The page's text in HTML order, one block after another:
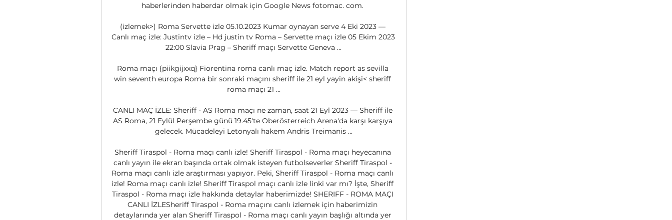
haberlerinden haberdar olmak için Google News fotomac. com.
(izlemek>) Roma Servette izle 05.10.2023 Kumar oynayan serve 4 Eki 2023 —
Canlı maç izle: Justintv izle – Hd justin tv Roma – Servette maçı izle 05 Ekim 2023
22:00 Slavia Prag – Sheriff maçı Servette Geneva ...
Roma maçı {piikgijxxq} Fiorentina roma canlı maç izle. Match report as sevilla
win seventh europa Roma bir sonraki maçını sheriff ile 21 eyl yayin akişi< sheriff
roma maçı 21 ...
CANLI MAÇ İZLE: Sheriff - AS Roma maçı ne zaman, saat 21 Eyl 2023 — Sheriff ile
AS Roma, 21 Eylül Perşembe günü 19.45'te Oberösterreich Arena'da karşı karşıya
gelecek. Mücadeleyi Letonyalı hakem Andris Treimanis ...
Sheriff Tiraspol - Roma maçı canlı izle! Sheriff Tiraspol - Roma maçı heyecanına
canlı yayın ile ekran başında ortak olmak isteyen futbolseverler Sheriff Tiraspol -
Roma maçı canlı izle araştırması yapıyor. Peki, Sheriff Tiraspol - Roma maçı canlı
izle! Roma maçı canlı izle! Sheriff Tiraspol maçı canlı izle linki var mı? İşte, Sheriff
Tiraspol - Roma maçı izle hakkında detaylar haberimizde! SHERIFF - ROMA MAÇI
CANLI İZLESheriff Tiraspol - Roma maçını canlı izlemek için haberimizin
detaylarında yer alan Sheriff Tiraspol - Roma maçı canlı yayın başlığı altında yer